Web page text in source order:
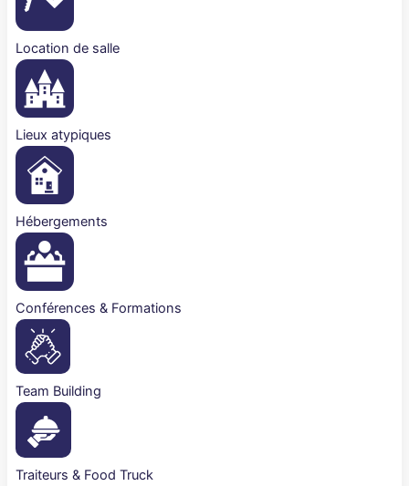
Location de salle
Lieux atypiques
Hébergements
Conférences & Formations
Team Building
Traiteurs & Food Truck